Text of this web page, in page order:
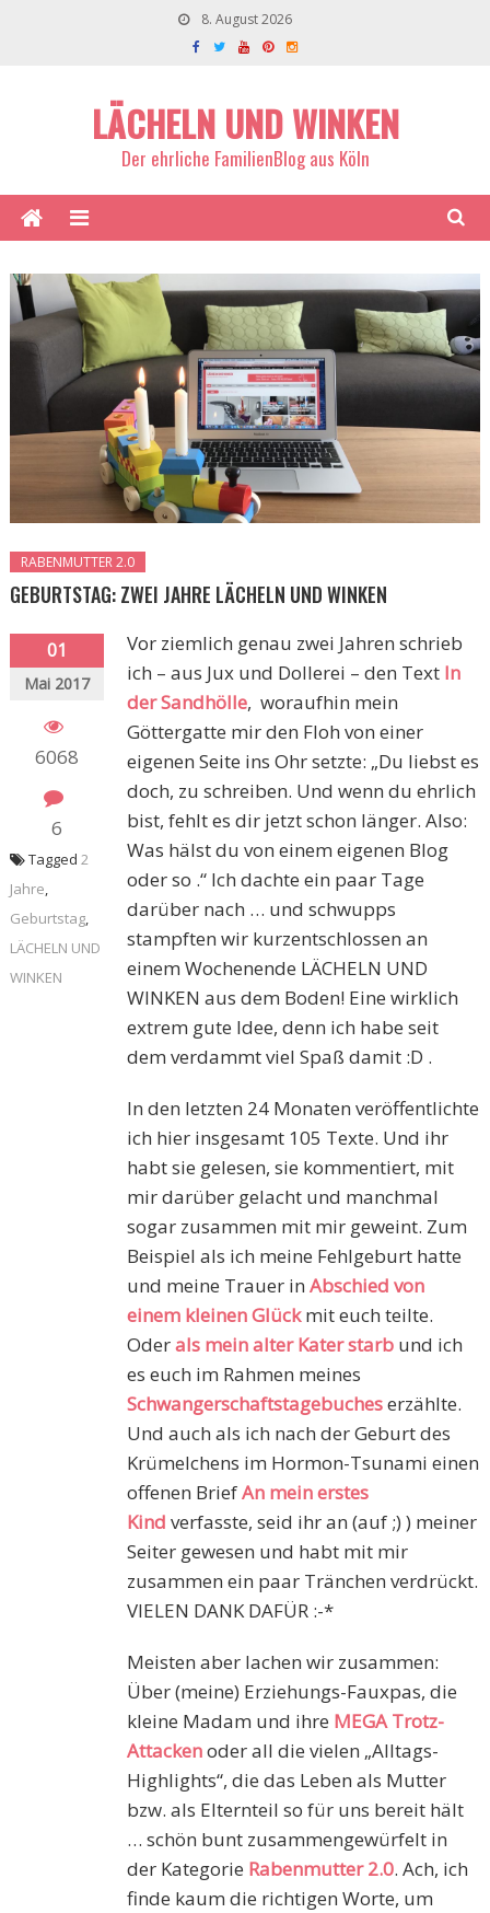
8. August 2026
LÄCHELN UND WINKEN
Der ehrliche FamilienBlog aus Köln
RABENMUTTER 2.0
GEBURTSTAG: ZWEI JAHRE LÄCHELN UND WINKEN
01
Mai 2017
6068
6
Vor ziemlich genau zwei Jahren schrieb
ich – aus Jux und Dollerei – den Text In
der Sandhölle, woraufhin mein
Göttergatte mir den Floh von einer
eigenen Seite ins Ohr setzte: „Du liebst es
doch, zu schreiben. Und wenn du ehrlich
bist, fehlt es dir jetzt schon länger. Also:
Was hälst du von einem eigenen Blog
oder so .“ Ich dachte ein paar Tage
darüber nach … und schwupps
stampften wir kurzentschlossen an
einem Wochenende LÄCHELN UND
WINKEN aus dem Boden! Eine wirklich
extrem gute Idee, denn ich habe seit
dem verdammt viel Spaß damit :D .
In den letzten 24 Monaten veröffentlichte
ich hier insgesamt 105 Texte. Und ihr
habt sie gelesen, sie kommentiert, mit
mir darüber gelacht und manchmal
sogar zusammen mit mir geweint. Zum
Beispiel als ich meine Fehlgeburt hatte
und meine Trauer inAbschied von
einem kleinen Glückmit euch teilte.
Oderals mein alter Kater starb und ich
es euch im Rahmen meines
Schwangerschaftstagebucheserzählte.
Und auch als ich nach der Geburt des
Krümelchens im Hormon-Tsunami einen
offenen BriefAn mein erstes
Kind verfasste, seid ihr an (auf ;) ) meiner
Seiter gewesen und habt mit mir
zusammen ein paar Tränchen verdrückt.
VIELEN DANK DAFÜR :-*
Meisten aber lachen wir zusammen:
Über (meine) Erziehungs-Fauxpas, die
kleine Madam und ihre MEGA Trotz-
Attackenoder all die vielen „Alltags-
Highlights“, die das Leben als Mutter
bzw. als Elternteil so für uns bereit hält
… schön bunt zusammengewürfelt in
der Kategorie Rabenmutter 2.0. Ach, ich
finde kaum die richtigen Worte, um
Tagged 2
Jahre,
Geburtstag,
LÄCHELN UND
WINKEN